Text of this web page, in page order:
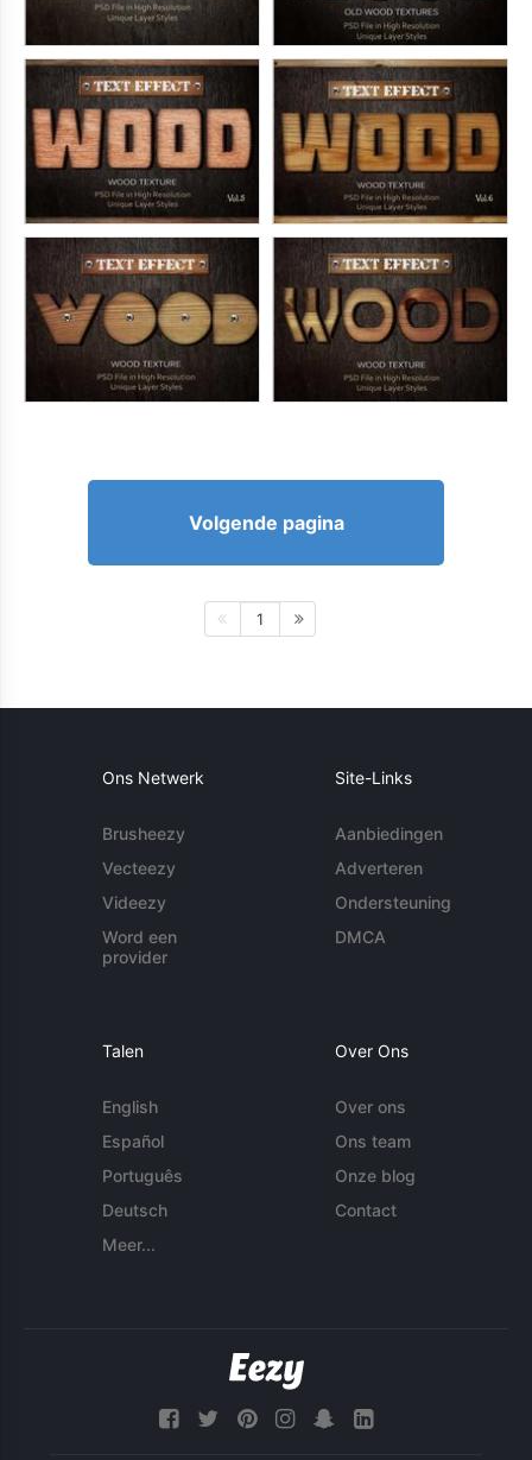
Volgende pagina
1
Ons Netwerk
Brusheezy
Vecteezy
Videezy
Word een
provider
Site-Links
Aanbiedingen
Adverteren
Ondersteuning
DMCA
Talen
English
Español
Português
Deutsch
Meer...
Over Ons
Over ons
Ons team
Onze blog
Contact